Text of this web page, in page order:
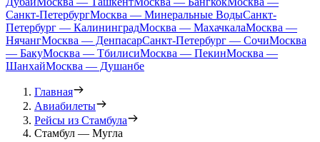
Санкт-ПетербургМосква — Минеральные ВодыСанкт-
Петербург — КалининградМосква — МахачкалаМосква —
НячангМосква — ДенпасарСанкт-Петербург — СочиМосква
— БакуМосква — ТбилисиМосква — ПекинМосква —
ШанхайМосква — Душанбе
Главная
Авиабилеты
Рейсы из Стамбула
Стамбул — Мугла